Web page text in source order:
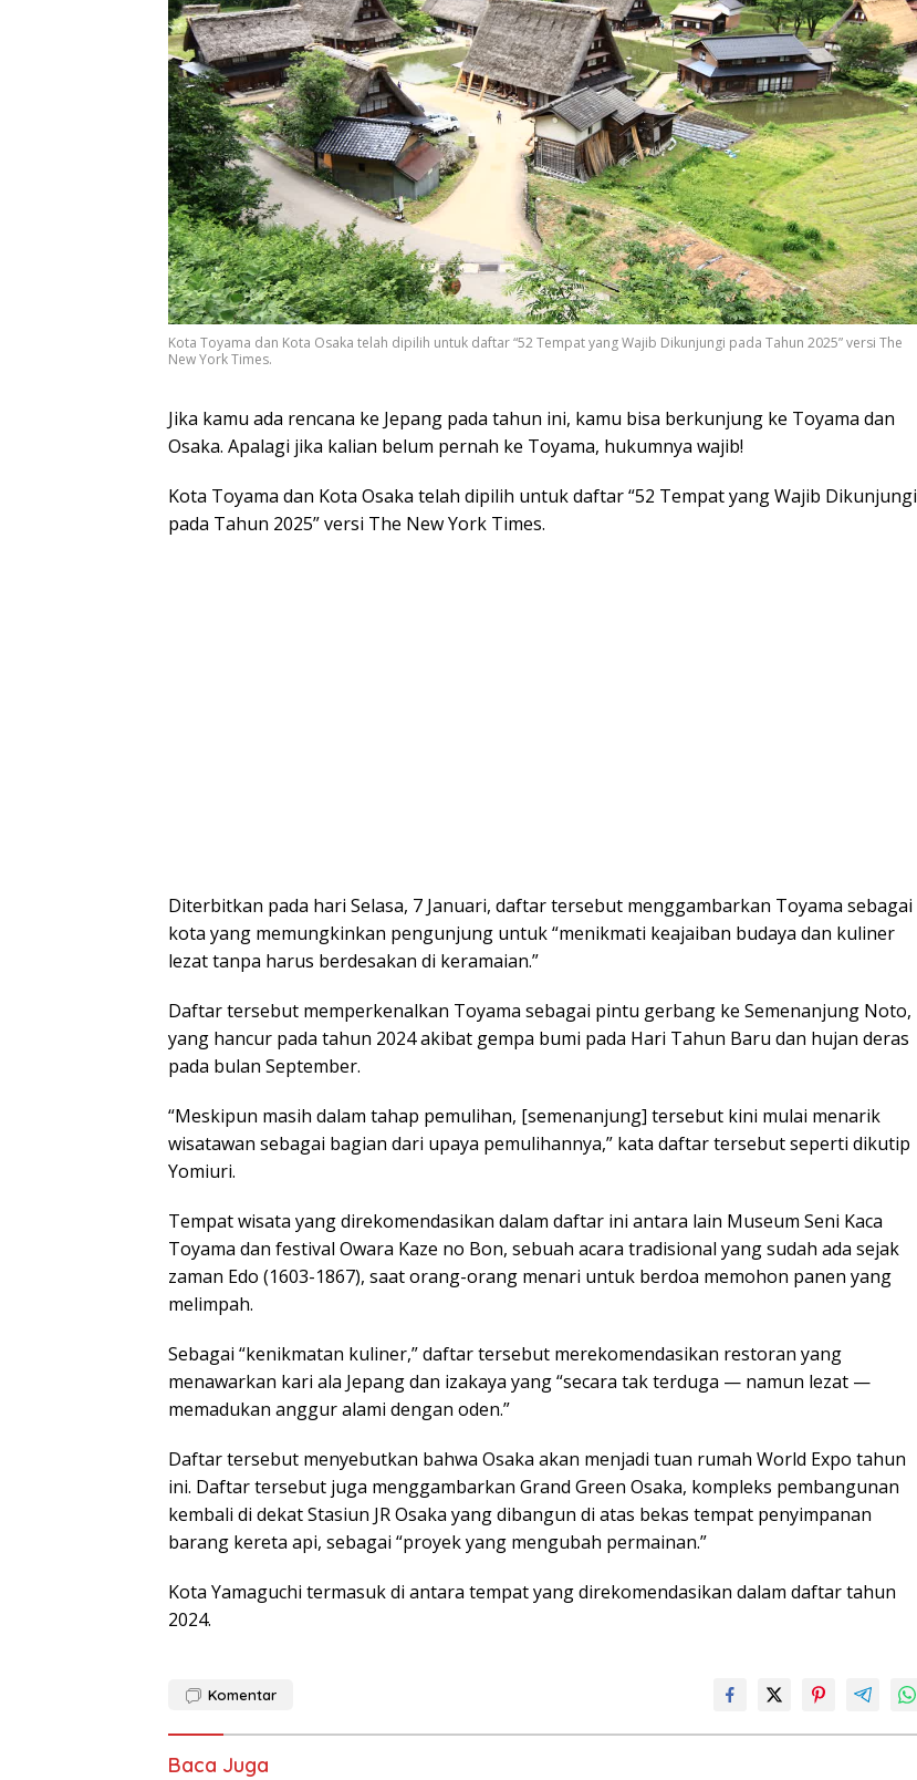
Kota Toyama dan Kota Osaka telah dipilih untuk daftar “52 Tempat yang Wajib Dikunjungi pada Tahun 2025” versi The
New York Times.
Jika kamu ada rencana ke Jepang pada tahun ini, kamu bisa berkunjung ke Toyama dan
Osaka. Apalagi jika kalian belum pernah ke Toyama, hukumnya wajib!
Kota Toyama dan Kota Osaka telah dipilih untuk daftar “52 Tempat yang Wajib Dikunjungi
pada Tahun 2025” versi The New York Times.
Diterbitkan pada hari Selasa, 7 Januari, daftar tersebut menggambarkan Toyama sebagai
kota yang memungkinkan pengunjung untuk “menikmati keajaiban budaya dan kuliner
lezat tanpa harus berdesakan di keramaian.”
Daftar tersebut memperkenalkan Toyama sebagai pintu gerbang ke Semenanjung Noto,
yang hancur pada tahun 2024 akibat gempa bumi pada Hari Tahun Baru dan hujan deras
pada bulan September.
“Meskipun masih dalam tahap pemulihan, [semenanjung] tersebut kini mulai menarik
wisatawan sebagai bagian dari upaya pemulihannya,” kata daftar tersebut seperti dikutip
Yomiuri.
Tempat wisata yang direkomendasikan dalam daftar ini antara lain Museum Seni Kaca
Toyama dan festival Owara Kaze no Bon, sebuah acara tradisional yang sudah ada sejak
zaman Edo (1603-1867), saat orang-orang menari untuk berdoa memohon panen yang
melimpah.
Sebagai “kenikmatan kuliner,” daftar tersebut merekomendasikan restoran yang
menawarkan kari ala Jepang dan izakaya yang “secara tak terduga — namun lezat —
memadukan anggur alami dengan oden.”
Daftar tersebut menyebutkan bahwa Osaka akan menjadi tuan rumah World Expo tahun
ini. Daftar tersebut juga menggambarkan Grand Green Osaka, kompleks pembangunan
kembali di dekat Stasiun JR Osaka yang dibangun di atas bekas tempat penyimpanan
barang kereta api, sebagai “proyek yang mengubah permainan.”
Kota Yamaguchi termasuk di antara tempat yang direkomendasikan dalam daftar tahun
2024.
Komentar
Baca Juga